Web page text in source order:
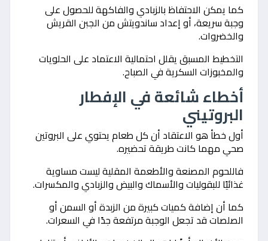
كما يمكن الاحتفاظ بالزبادي والفاكهة للحصول على
وجبة سريعة، أو إعداد ساندويتش من الجبن القريش
والخضروات.
التخطيط المسبق يقلل احتمالية الاعتماد على الحلويات
والمخبوزات السكرية في الصباح.
أخطاء شائعة في الإفطار
البروتيني
أول خطأ هو الاعتقاد أن كل طعام يحتوي على البروتين
صحي مهما كانت طريقة تحضيره.
فاللحوم المصنعة والأطعمة المقلية ليست مساوية
غذائيًا للبقوليات والأسماك والبيض والزبادي والمكسرات.
كما أن إضافة كميات كبيرة من الزبدة أو السمن أو
الصلصات قد تجعل الوجبة مرتفعة جدًا في السعرات.